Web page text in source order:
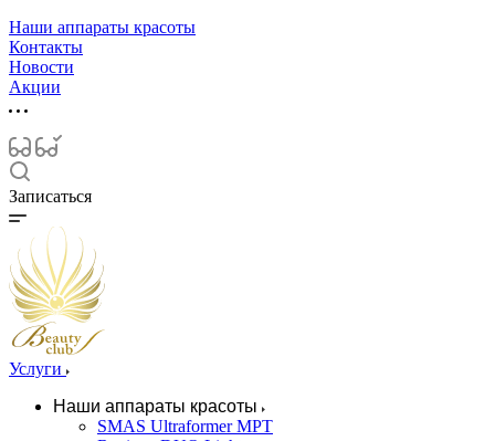
Наши аппараты красоты
Контакты
Новости
Акции
Записаться
Услуги
Наши аппараты красоты
SMAS Ultraformer MPT